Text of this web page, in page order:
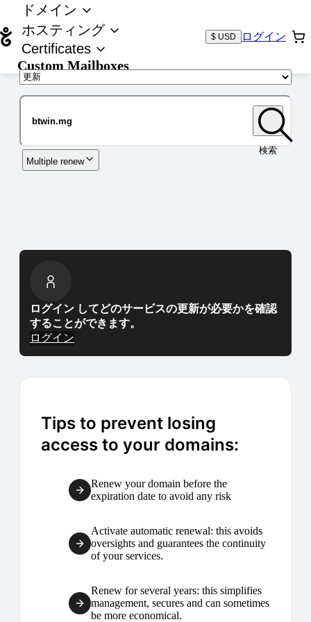
ドメイン
ホスティング
Certificates
Custom Mailboxes
$ USD ログイン
検索
Multiple renew
ログイン してどのサービスの更新が必要かを確認
することができます。
ログイン
Tips to prevent losing
access to your domains:
Renew your domain before the
expiration date to avoid any risk
Activate automatic renewal: this avoids
oversights and guarantees the continuity
of your services.
Renew for several years: this simplifies
management, secures and can sometimes
be more economical.